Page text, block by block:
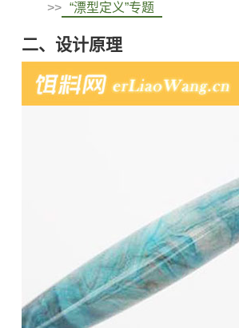
>> “漂型定义”专题
二、设计原理